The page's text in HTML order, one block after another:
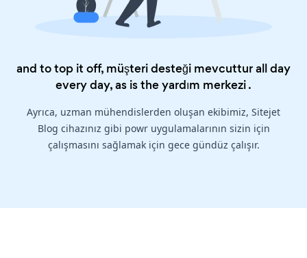
and to top it off, müşteri desteği mevcuttur all day
every day, as is theyardım merkezi.
Ayrıca, uzman mühendislerden oluşan ekibimiz, Sitejet
Blog cihazınız gibi powr uygulamalarının sizin için
çalışmasını sağlamak için gece gündüz çalışır.